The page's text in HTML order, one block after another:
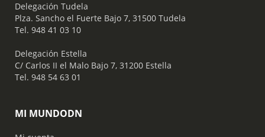
​ Delegación Tudela
Plza. Sancho el Fuerte Bajo 7, 31500 Tudela
Tel. 948 41 03 10
​ Delegación Estella
C/ Carlos II el Malo Bajo 7, 31200 Estella
Tel. 948 54 63 01
MI MUNDODN